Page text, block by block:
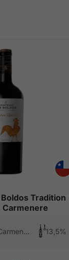
ngất trước màu
vòm miệng. Vị
món ăn như
Tradition
Carmenere
Carmenere 13,5%